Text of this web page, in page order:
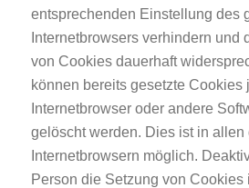
entsprechenden Einstellung des
Internetbrowsers verhindern und
von Cookies dauerhaft
können bereits gesetzte Cookies
Internetbrowser oder andere
gelöscht werden. Dies ist in allen
Internetbrowsern möglich.
Person die Setzung von Cookies